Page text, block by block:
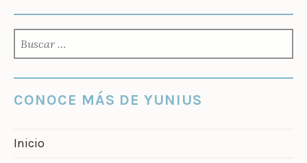
CONOCE MÁS DE YUNIUS
Inicio